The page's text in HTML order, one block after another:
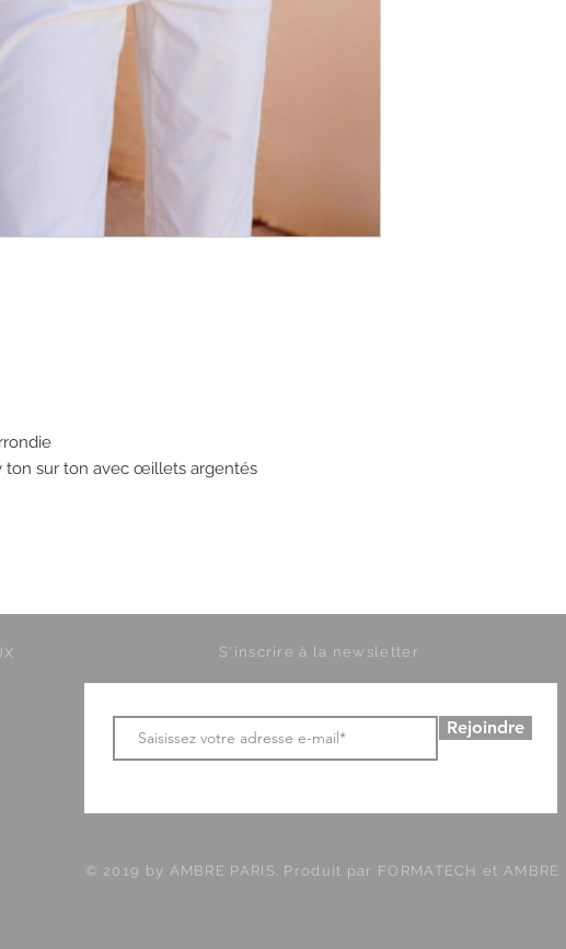
ton sur ton avec œillets argentés
S'inscrire à la newsletter
Rejoindre
© 2019 by AMBRE PARIS. Produit par FORMATECH et AMBRE